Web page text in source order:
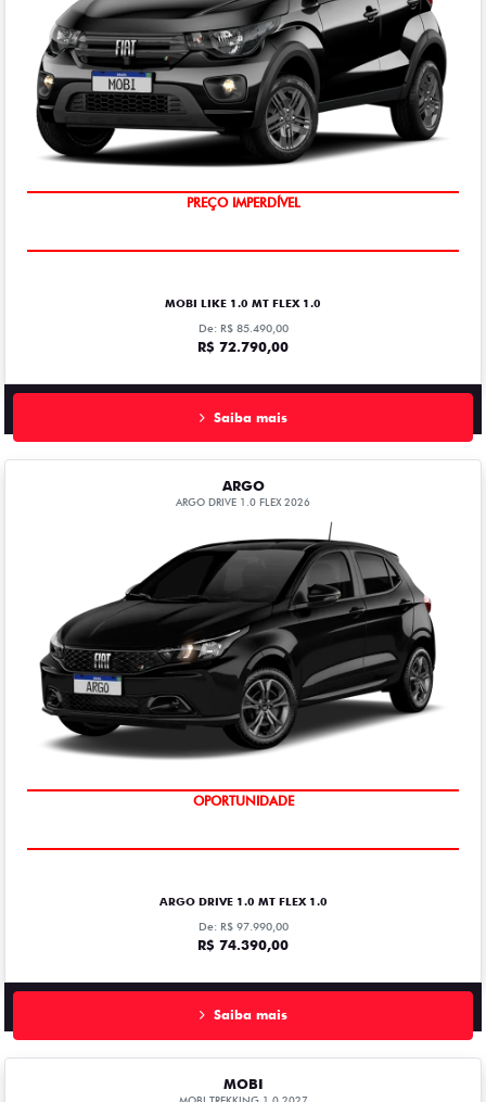
PREÇO IMPERDÍVEL
MOBI LIKE 1.0 MT FLEX 1.0
De: R$ 85.490,00
R$ 72.790,00
Saiba mais
ARGO
ARGO DRIVE 1.0 FLEX 2026
OPORTUNIDADE
ARGO DRIVE 1.0 MT FLEX 1.0
De: R$ 97.990,00
R$ 74.390,00
Saiba mais
MOBI